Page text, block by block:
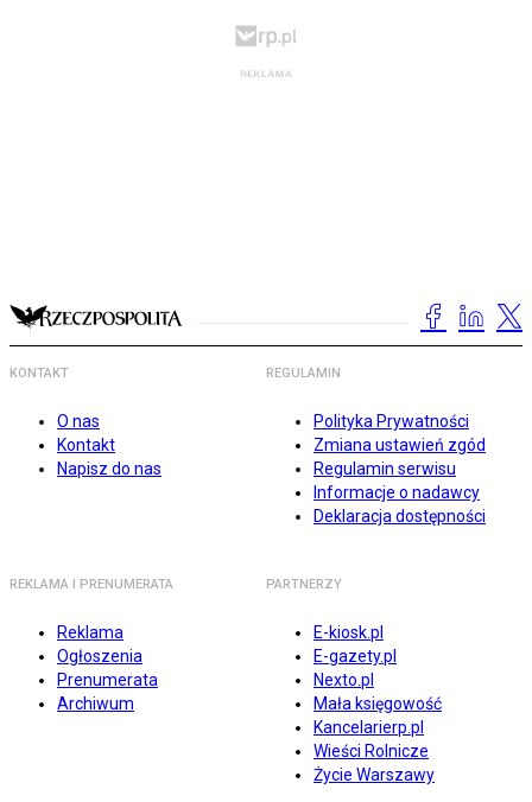
KONTAKT
O nas
Kontakt
Napisz do nas
REGULAMIN
Polityka Prywatności
Zmiana ustawień zgód
Regulamin serwisu
Informacje o nadawcy
Deklaracja dostępności
REKLAMA I PRENUMERATA
Reklama
Ogłoszenia
Prenumerata
Archiwum
PARTNERZY
E-kiosk.pl
E-gazety.pl
Nexto.pl
Mała księgowość
Kancelarierp.pl
Wieści Rolnicze
Życie Warszawy